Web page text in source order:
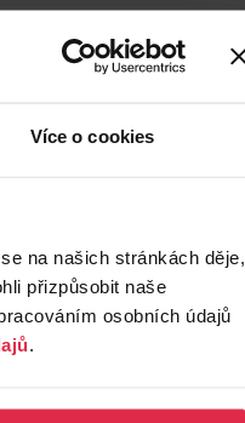
Více o cookies
na našich stránkách děje,
přizpůsobit naše
osobních údajů
.